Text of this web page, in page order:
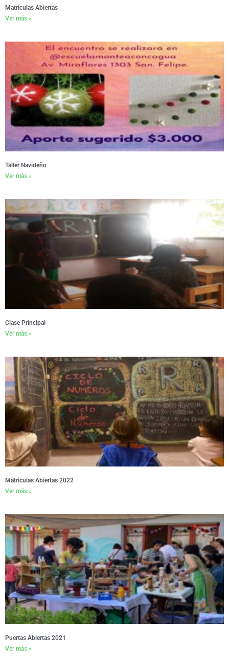
Matrículas Abiertas
Ver más »
Taller Navideño
Ver más »
Clase Principal
Ver más »
Matriculas Abiertas 2022
Ver más »
Puertas Abiertas 2021
Ver más »